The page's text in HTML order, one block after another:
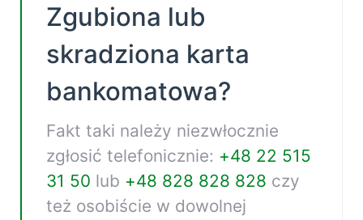
Zgubiona lub
skradziona karta
bankomatowa?
Fakt taki należy niezwłocznie
zgłosić telefonicznie: +48 22 515
31 50 lub +48 828 828 828 czy
też osobiście w dowolnej